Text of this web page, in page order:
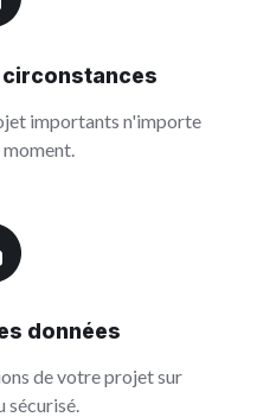
importants n'importe
données
de votre projet sur
sécurisé.